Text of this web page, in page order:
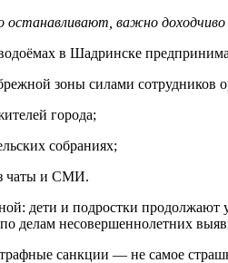
останавливают, важно
в Шадринске
зоны силами сотрудников
города;
собраниях;
чаты и СМИ.
дети и подростки
делам несовершеннолетних
санкции — не самое